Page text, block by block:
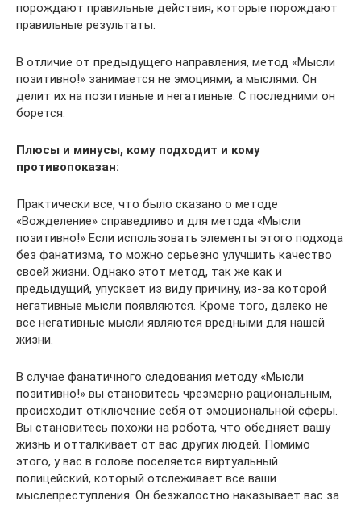
порождают правильные действия, которые порождают
правильные результаты.
В отличие от предыдущего направления, метод «Мысли
позитивно!» занимается не эмоциями, а мыслями. Он
делит их на позитивные и негативные. С последними он
борется.
Плюсы и минусы, кому подходит и кому
противопоказан:
Практически все, что было сказано о методе
«Вожделение» справедливо и для метода «Мысли
позитивно!» Если использовать элементы этого подхода
без фанатизма, то можно серьезно улучшить качество
своей жизни. Однако этот метод, так же как и
предыдущий, упускает из виду причину, из-за которой
негативные мысли появляются. Кроме того, далеко не
все негативные мысли являются вредными для нашей
жизни.
В случае фанатичного следования методу «Мысли
позитивно!» вы становитесь чрезмерно рациональным,
происходит отключение себя от эмоциональной сферы.
Вы становитесь похожи на робота, что обедняет вашу
жизнь и отталкивает от вас других людей. Помимо
этого, у вас в голове поселяется виртуальный
полицейский, который отслеживает все ваши
мыслепреступления. Он безжалостно наказывает вас за